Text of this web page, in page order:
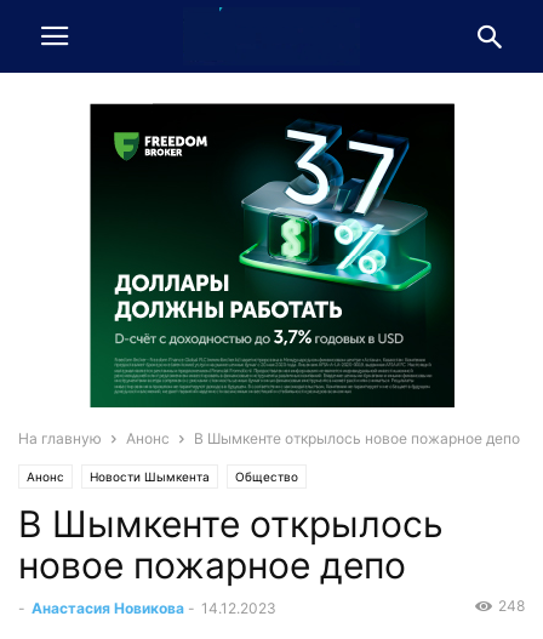
На главную Анонс В Шымкенте открылось новое пожарное депо
Анонс Новости Шымкента Общество
В Шымкенте открылось
новое пожарное депо
- Анастасия Новикова - 14.12.2023 248